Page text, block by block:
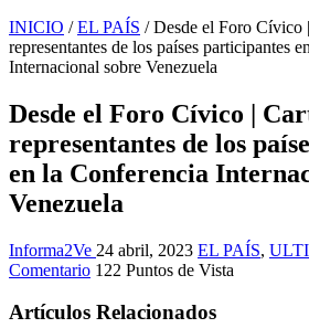
INICIO / EL PAÍS / Desde el Foro Cívico
representantes de los países participantes
Internacional sobre Venezuela
Desde el Foro Cívico |
representantes de los
en la Conferencia
Venezuela
Informa2Ve 24 abril, 2023 EL PAÍS,
Comentario 122 Puntos de Vista
Artículos Relacionados